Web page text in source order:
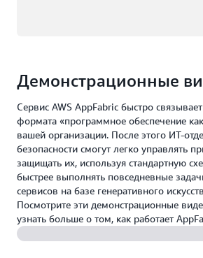
Демонстрационные
Сервис AWS AppFabric быстро
формата «программное обеспечение как
вашей организации. После этого ИТ-
безопасности смогут легко управлять
защищать их, используя стандартную
быстрее выполнять повседневные
сервисов на базе генеративного
Посмотрите эти демонстрационные
узнать больше о том, как работает